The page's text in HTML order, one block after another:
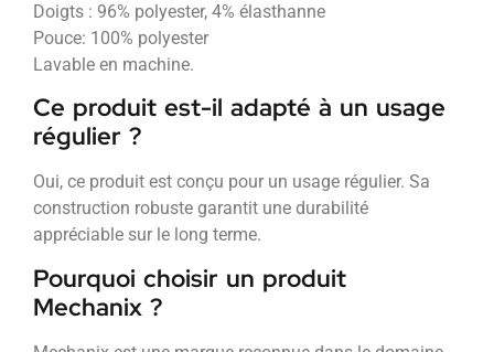
Doigts : 96% polyester, 4% élasthanne
Pouce: 100% polyester
Lavable en machine.
Ce produit est-il adapté à un usage
régulier ?
Oui, ce produit est conçu pour un usage régulier. Sa
construction robuste garantit une durabilité
appréciable sur le long terme.
Pourquoi choisir un produit
Mechanix ?